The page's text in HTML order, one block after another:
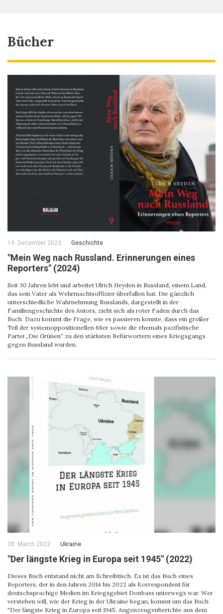
Bücher
19. December 2023 Geschichte
"Mein Weg nach Russland. Erinnerungen eines
Reporters" (2024)
Seit 30 Jahren lebt und arbeitet Ulrich Heyden in Russland, einem Land,
das sein Vater als Wehrmachtsoffizier überfallen hat. Die gänzlich
unterschiedliche Wahrnehmung Russlands, dargestellt in der
Familiengeschichte des Autors, zieht sich als roter Faden durch das
Buch. Dazu kommt die Frage, wie es passieren konnte, dass ein großer
Teil der systemoppositionellen 68er sowie die ehemals pazifistische
Partei „Die Grünen“ zu den stärksten Befürwortern eines Kriegsgangs
gegen Russland wurden.
28. March 2022 Ukraine
"Der längste Krieg in Europa seit 1945" (2022)
Dieses Buch entstand nicht am Schreibtisch. Es ist das Buch eines
Reporters, der in den Jahren 2014 bis 2022 als Korrespondent für
deutschsprachige Medien im Kriegsgebiet Donbass unterwegs war. Wer
verstehen will, wie der Krieg in der Ukraine began, kommt um das Buch
"Der längste Krieg in Europa seit 1945. Augenzeugenberichte aus dem